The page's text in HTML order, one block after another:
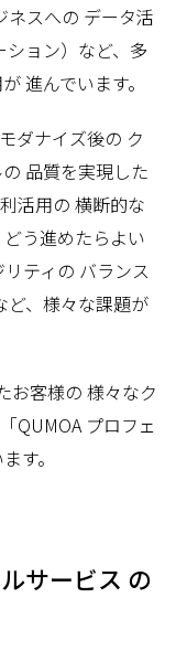
ネスへの データ活
ション）など、多
進んでいます。
ダナイズ後の ク
品質を実現した
活用の 横断的な
う進めたらよい
ティの バランス
ど、様々な課題が
お客様の 様々なク
QUMOA プロフェ
す。
サービス の